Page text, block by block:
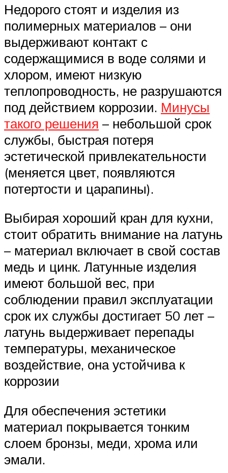
Недорого стоят и изделия из
полимерных материалов – они
выдерживают контакт с
содержащимися в воде солями и
хлором, имеют низкую
теплопроводность, не разрушаются
под действием коррозии. Минусы
такого решения – небольшой срок
службы, быстрая потеря
эстетической привлекательности
(меняется цвет, появляются
потертости и царапины).
Выбирая хороший кран для кухни,
стоит обратить внимание на латунь
– материал включает в свой состав
медь и цинк. Латунные изделия
имеют большой вес, при
соблюдении правил эксплуатации
срок их службы достигает 50 лет –
латунь выдерживает перепады
температуры, механическое
воздействие, она устойчива к
коррозии
Для обеспечения эстетики
материал покрывается тонким
слоем бронзы, меди, хрома или
эмали.